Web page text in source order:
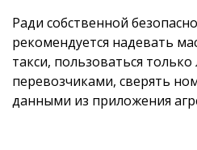
Ради собственной
рекомендуется надевать
такси, пользоваться
перевозчиками, сверять
данными из приложения